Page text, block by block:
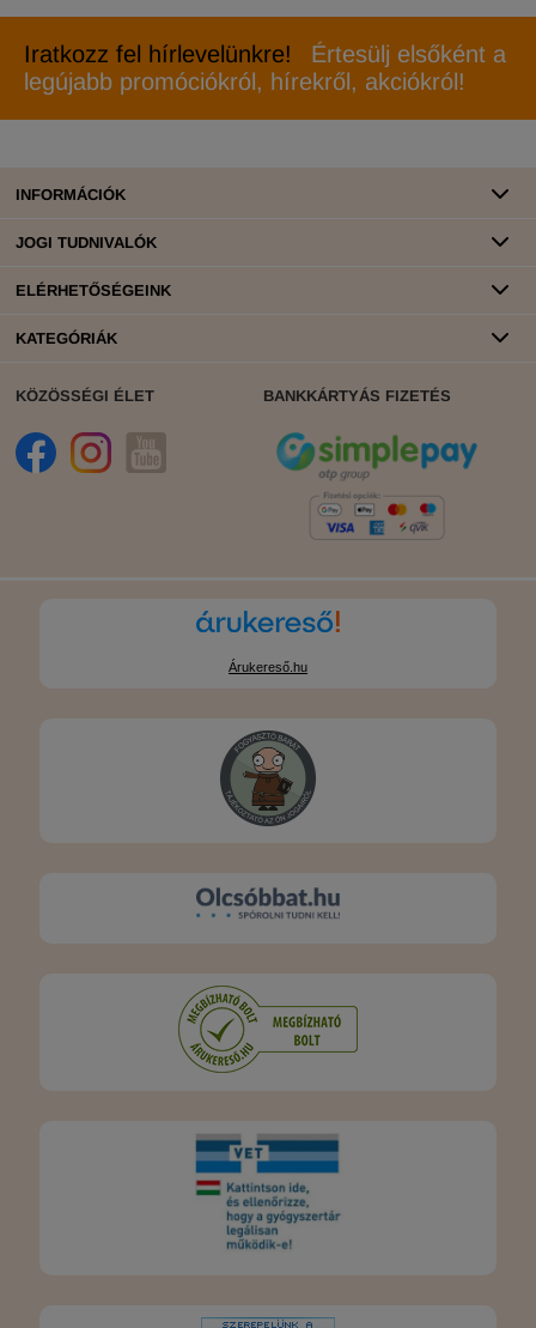
Iratkozz fel hírlevelünkre!
Értesülj elsőként a
legújabb promóciókról, hírekről, akciókról!
INFORMÁCIÓK
JOGI TUDNIVALÓK
ELÉRHETŐSÉGEINK
KATEGÓRIÁK
KÖZÖSSÉGI ÉLET BANKKÁRTYÁS FIZETÉS
Árukereső.hu